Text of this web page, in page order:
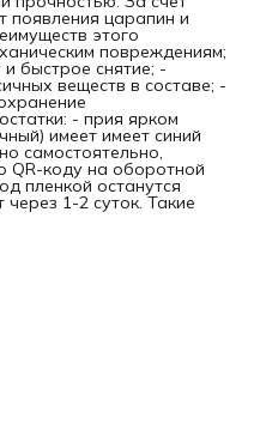
появления царапин и
этого
повреждениям;
быстрое снятие; -
веществ в составе; -
- прия ярком
имеет имеет синий
самостоятельно,
QR-коду на оборотной
пленкой останутся
1-2 суток. Такие